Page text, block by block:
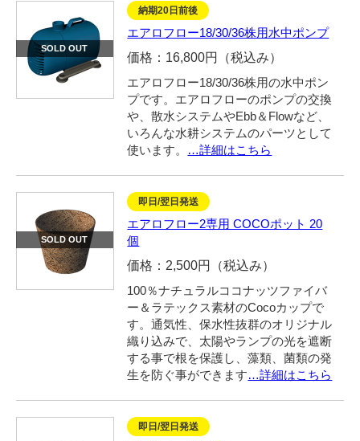
054-270-4456
営業時間：平日：10～19時／土曜：12～18時
SOLD OUT
納期20日前後
エアロフロー18/30/36株用水中ポンプ
価格：16,800円（税込み）
エアロフロー18/30/36株用の水中ポン
プです。エアロフローのポンプの交換
や、散水システムやEbb＆Flowなど、
いろんな水耕システムのパーツとして
使います。 …詳細はこちら
SOLD OUT
即日/翌日発送
エアロフロー2専用 COCOポット 20
個
価格：2,500円（税込み）
100％ナチュラルココナッツファイバ
ー＆ラテックス素材のCocoカップで
す。通気性、保水性抜群のオリジナル
織り込みで、太陽やランプの光を遮断
する事で根を保護し、藻類、菌類の発
生を防ぐ事ができます…詳細はこちら
即日/翌日発送